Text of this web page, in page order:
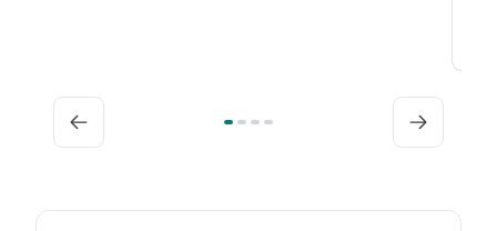
Précédent Suivant